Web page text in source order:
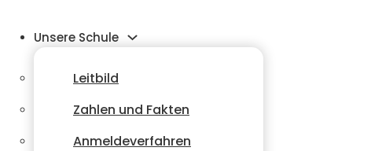
Unsere Schule
Leitbild
Zahlen und Fakten
Anmeldeverfahren